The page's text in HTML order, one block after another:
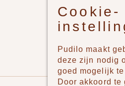
Jongens
Meisjes
Merken
Cookie-
Pudilo maakt
deze zijn nodig
goed mogelijk
Door akkoord te